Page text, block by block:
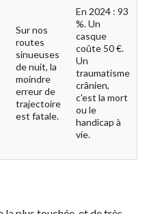
Sur nos
routes
sinueuses
de nuit, la
moindre
erreur de
trajectoire
est fatale.
En 2024 : 93
%. Un
casque
coûte 50 €.
Un
traumatisme
crânien,
c'est la mort
ou le
handicap à
vie.